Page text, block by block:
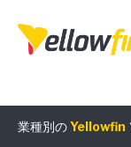
業種別のYellowfin
組み込みアナリ